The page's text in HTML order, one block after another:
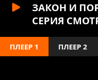
ЗАКОН И
СЕРИЯ
ПЛЕЕР 1 ПЛЕЕР 2